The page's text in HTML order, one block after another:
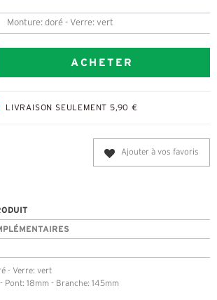
Monture: doré - Verre: vert
ACHETER
LIVRAISON SEULEMENT 5,90 €
Ajouter à vos favoris
- Verre: vert
- Pont: 18mm - Branche: 145mm